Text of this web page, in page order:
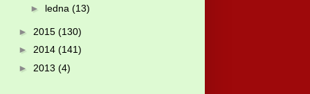
► ledna (13)
► 2015 (130)
► 2014 (141)
► 2013 (4)